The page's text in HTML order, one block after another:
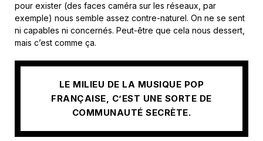
pour exister (des faces caméra sur les réseaux, par
exemple) nous semble assez contre-naturel. On ne se sent
ni capables ni concernés. Peut-être que cela nous dessert,
mais c’est comme ça.
LE MILIEU DE LA MUSIQUE POP
FRANÇAISE, C’EST UNE SORTE DE
COMMUNAUTÉ SECRÈTE.